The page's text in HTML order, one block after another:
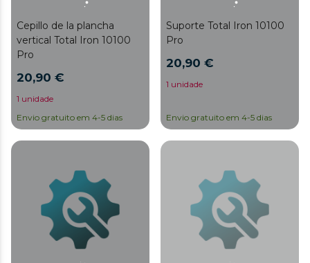
Cepillo de la plancha
vertical Total Iron 10100
Pro
20,90 €
1 unidade
Envio gratuito em 4-5 dias
Suporte Total Iron 10100
Pro
20,90 €
1 unidade
Envio gratuito em 4-5 dias